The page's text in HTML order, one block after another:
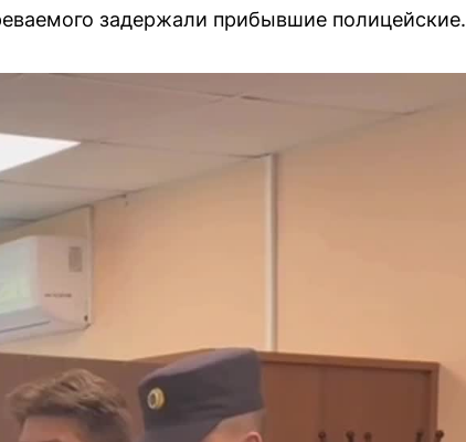
задержали прибывшие полицейские.